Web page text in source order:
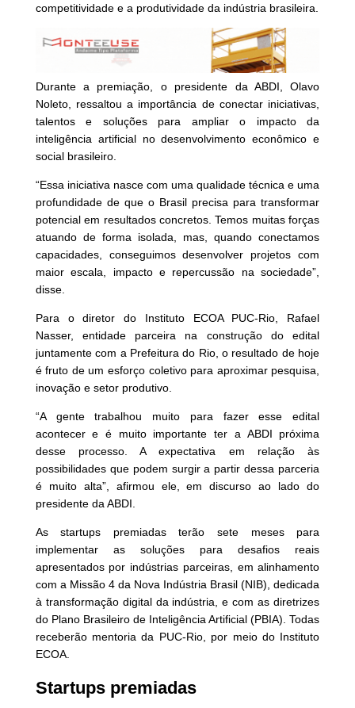
competitividade e a produtividade da indústria brasileira.
Durante a premiação, o presidente da ABDI, Olavo
Noleto, ressaltou a importância de conectar iniciativas,
talentos e soluções para ampliar o impacto da
inteligência artificial no desenvolvimento econômico e
social brasileiro.
“Essa iniciativa nasce com uma qualidade técnica e uma
profundidade de que o Brasil precisa para transformar
potencial em resultados concretos. Temos muitas forças
atuando de forma isolada, mas, quando conectamos
capacidades, conseguimos desenvolver projetos com
maior escala, impacto e repercussão na sociedade”,
disse.
Para o diretor do Instituto ECOA PUC-Rio, Rafael
Nasser, entidade parceira na construção do edital
juntamente com a Prefeitura do Rio, o resultado de hoje
é fruto de um esforço coletivo para aproximar pesquisa,
inovação e setor produtivo.
“A gente trabalhou muito para fazer esse edital
acontecer e é muito importante ter a ABDI próxima
desse processo. A expectativa em relação às
possibilidades que podem surgir a partir dessa parceria
é muito alta”, afirmou ele, em discurso ao lado do
presidente da ABDI.
As startups premiadas terão sete meses para
implementar as soluções para desafios reais
apresentados por indústrias parceiras, em alinhamento
com a Missão 4 da Nova Indústria Brasil (NIB), dedicada
à transformação digital da indústria, e com as diretrizes
do Plano Brasileiro de Inteligência Artificial (PBIA). Todas
receberão mentoria da PUC-Rio, por meio do Instituto
ECOA.
Startups premiadas